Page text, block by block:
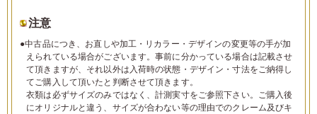
注意
●中古品につき、お直しや加工・リカラー・デザインの変更等の手が加
えられている場合がございます。事前に分かっている場合は記載させ
て頂きますが、それ以外は入荷時の状態・デザイン・寸法をご納得し
てご購入して頂いたと判断させて頂きます。
衣類は必ずサイズのみではなく、計測実寸をご参照下さい。ご購入後
にオリジナルと違う、サイズが合わない等の理由でのクレーム及びキ